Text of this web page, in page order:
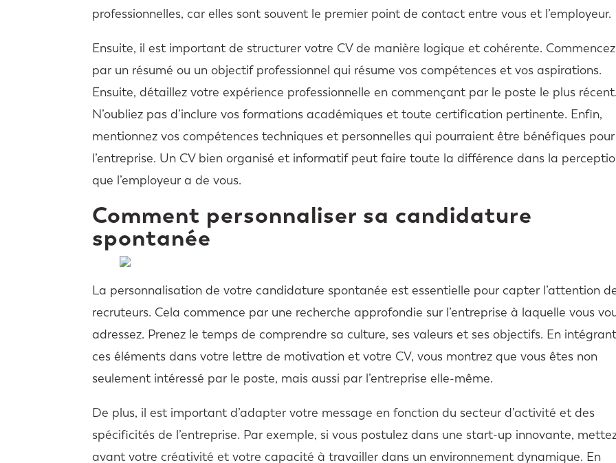
professionnelles, car elles sont souvent le premier point de contact entre vous et l’employeur.
Ensuite, il est important de structurer votre CV de manière logique et cohérente. Commencez
par un résumé ou un objectif professionnel qui résume vos compétences et vos aspirations.
Ensuite, détaillez votre expérience professionnelle en commençant par le poste le plus récent.
N’oubliez pas d’inclure vos formations académiques et toute certification pertinente. Enfin,
mentionnez vos compétences techniques et personnelles qui pourraient être bénéfiques pour
l’entreprise. Un CV bien organisé et informatif peut faire toute la différence dans la
que l’employeur a de vous.
Comment personnaliser sa candidature
spontanée
La personnalisation de votre candidature spontanée est essentielle pour capter l’attention
recruteurs. Cela commence par une recherche approfondie sur l’entreprise à laquelle vous
adressez. Prenez le temps de comprendre sa culture, ses valeurs et ses objectifs. En intégrant
ces éléments dans votre lettre de motivation et votre CV, vous montrez que vous êtes non
seulement intéressé par le poste, mais aussi par l’entreprise elle-même.
De plus, il est important d’adapter votre message en fonction du secteur d’activité et des
spécificités de l’entreprise. Par exemple, si vous postulez dans une start-up innovante,
avant votre créativité et votre capacité à travailler dans un environnement dynamique. En